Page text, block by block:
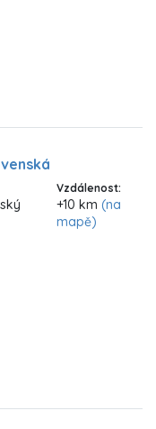
Vzdálenost:
+10 km (na
mapě)